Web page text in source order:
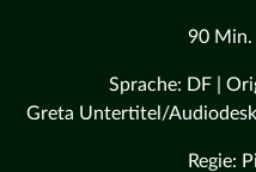
90 Min.
Sprache: DF |
Greta Untertitel/
Regie: